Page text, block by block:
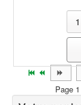
Page